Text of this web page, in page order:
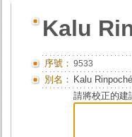
Kalu
序號： 9533
別名： Kalu
請將校正的建